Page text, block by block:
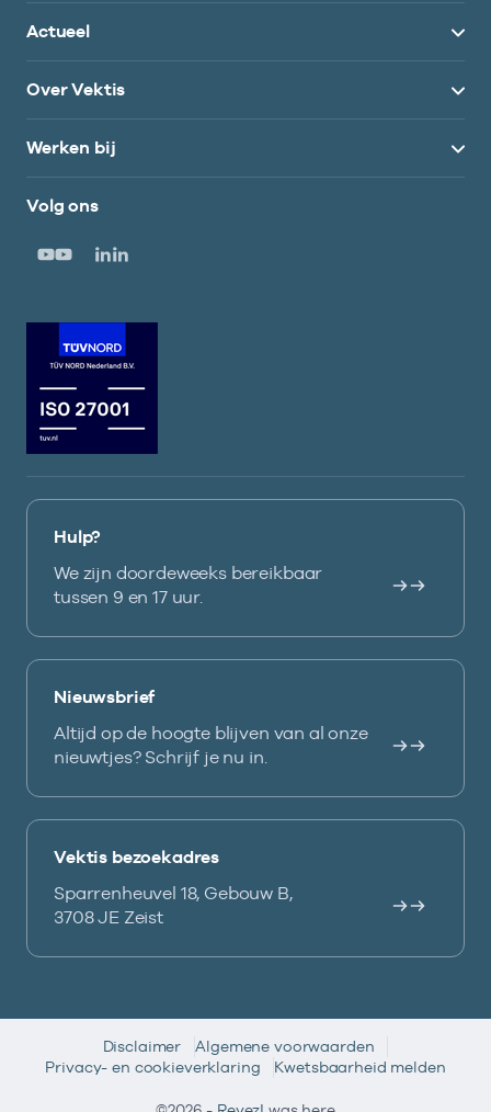
Actueel
Over Vektis
Werken bij
Volg ons
Hulp?
We zijn doordeweeks bereikbaar
tussen 9 en 17 uur.
Nieuwsbrief
Altijd op de hoogte blijven van al onze
nieuwtjes? Schrijf je nu in.
Vektis bezoekadres
Sparrenheuvel 18, Gebouw B,
3708 JE Zeist
Disclaimer
Algemene voorwaarden
Privacy- en cookieverklaring
Kwetsbaarheid melden